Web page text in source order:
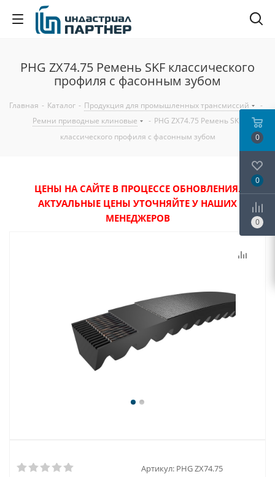
PHG ZX74.75 Ремень SKF классического
профиля с фасонным зубом
Главная - Каталог - Продукция для промышленных трансмиссий
-
Ремни приводные клиновые
- PHG ZX74.75 Ремень SKF
классического профиля с фасонным зубом
ЦЕНЫ НА САЙТЕ В ПРОЦЕССЕ ОБНОВЛЕНИЯ.
АКТУАЛЬНЫЕ ЦЕНЫ УТОЧНЯЙТЕ У НАШИХ
МЕНЕДЖЕРОВ
Артикул: PHG ZX74.75
0
0
0